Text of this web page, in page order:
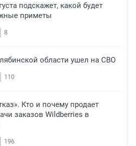
подскажет, какой будет
приметы
8
области ушел на СВО
110
Кто и почему продает
заказов Wildberries в
196